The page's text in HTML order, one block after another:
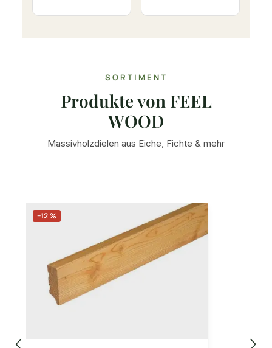
SORTIMENT
Produkte von FEEL
WOOD
Massivholzdielen aus Eiche, Fichte & mehr
−12 %